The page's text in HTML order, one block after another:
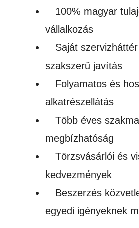
100% magyar
vállalkozás
Saját
szakszerű javítás
Folyamatos és
alkatrészellátás
Több éves
megbízhatóság
Törzsvásárlói és
kedvezmények
Beszerzés
egyedi igényeknek